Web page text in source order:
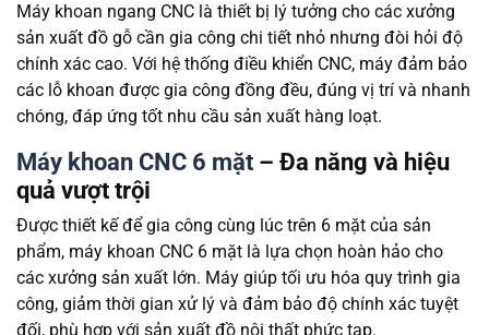
Máy khoan ngang CNC là thiết bị lý tưởng cho các xưởng
sản xuất đồ gỗ cần gia công chi tiết nhỏ nhưng đòi hỏi độ
chính xác cao. Với hệ thống điều khiển CNC, máy đảm bảo
các lỗ khoan được gia công đồng đều, đúng vị trí và nhanh
chóng, đáp ứng tốt nhu cầu sản xuất hàng loạt.
Máy khoan CNC 6 mặt – Đa năng và hiệu
quả vượt trội
Được thiết kế để gia công cùng lúc trên 6 mặt của sản
phẩm, máy khoan CNC 6 mặt là lựa chọn hoàn hảo cho
các xưởng sản xuất lớn. Máy giúp tối ưu hóa quy trình gia
công, giảm thời gian xử lý và đảm bảo độ chính xác tuyệt
đối, phù hợp với sản xuất đồ nội thất phức tạp.